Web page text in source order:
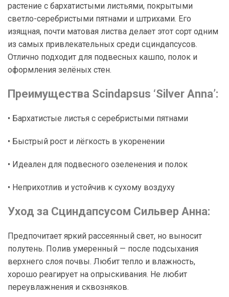
растение с бархатистыми листьями, покрытыми
светло-серебристыми пятнами и штрихами. Его
изящная, почти матовая листва делает этот сорт одним
из самых привлекательных среди сциндапсусов.
Отлично подходит для подвесных кашпо, полок и
оформления зелёных стен.
Преимущества Scindapsus ‘Silver Anna’:
• Бархатистые листья с серебристыми пятнами
• Быстрый рост и лёгкость в укоренении
• Идеален для подвесного озеленения и полок
• Неприхотлив и устойчив к сухому воздуху
Уход за Сциндапсусом Сильвер Анна:
Предпочитает яркий рассеянный свет, но выносит
полутень. Полив умеренный — после подсыхания
верхнего слоя почвы. Любит тепло и влажность,
хорошо реагирует на опрыскивания. Не любит
переувлажнения и сквозняков.